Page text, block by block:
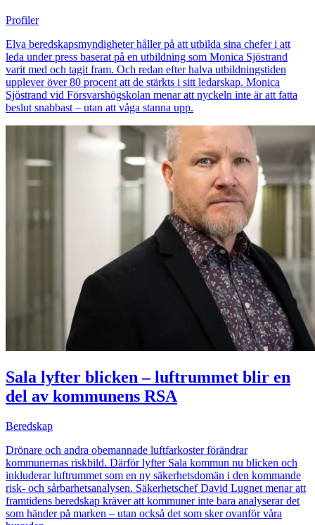
Profiler
Elva beredskapsmyndigheter håller på att utbilda sina chefer i att
leda under press baserat på en utbildning som Monica Sjöstrand
varit med och tagit fram. Och redan efter halva utbildningstiden
upplever över 80 procent att de stärkts i sitt ledarskap. Monica
Sjöstrand vid Försvarshögskolan menar att nyckeln inte är att fatta
beslut snabbast – utan att våga stanna upp.
Sala lyfter blicken – luftrummet blir en
del av kommunens RSA
Beredskap
Drönare och andra obemannade luftfarkoster förändrar
kommunernas riskbild. Därför lyfter Sala kommun nu blicken och
inkluderar luftrummet som en ny säkerhetsdomän i den kommande
risk- och sårbarhetsanalysen. Säkerhetschef David Lugnet menar att
framtidens beredskap kräver att kommuner inte bara analyserar det
som händer på marken – utan också det som sker ovanför våra